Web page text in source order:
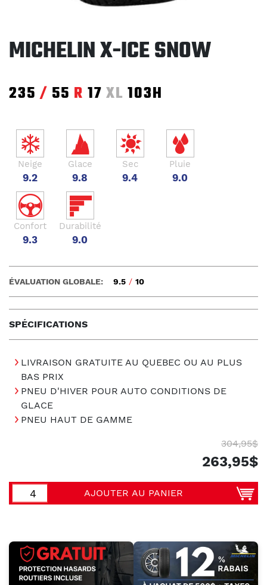
MICHELIN X-ICE SNOW
235 / 55 R 17 XL 103H
Neige
9.2
Glace
9.8
Sec
9.4
Pluie
9.0
Confort
9.3
Durabilité
9.0
SPÉCIFICATIONS
ÉVALUATION GLOBALE: 9.5 / 10
LIVRAISON GRATUITE AU QUEBEC OU AU PLUS
BAS PRIX
PNEU D'HIVER POUR AUTO CONDITIONS DE
GLACE
PNEU HAUT DE GAMME
304,95$
263,95$
AJOUTER AU PANIER